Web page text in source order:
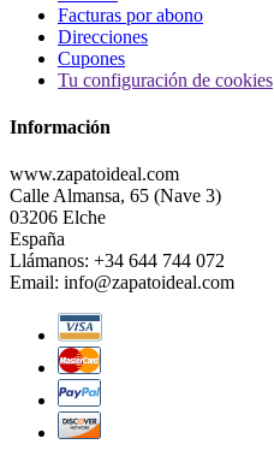
Facturas por abono
Direcciones
Cupones
Tu configuración de cookies
Información
www.zapatoideal.com
Calle Almansa, 65 (Nave 3)
03206 Elche
España
Llámanos: +34 644 744 072
Email: info@zapatoideal.com